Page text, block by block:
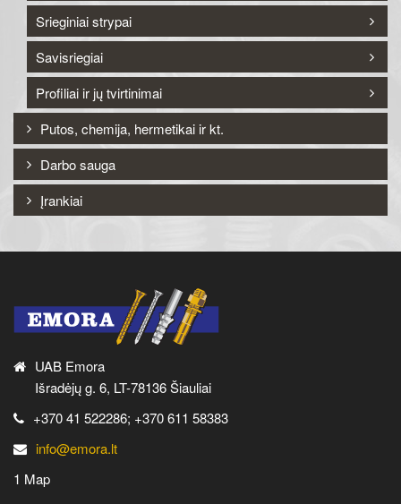
Srieginiai strypai
Savisriegiai
Profiliai ir jų tvirtinimai
Putos, chemija, hermetikai ir kt.
Darbo sauga
Įrankiai
UAB Emora
Išradėjų g. 6, LT-78136 Šiauliai
+370 41 522286; +370 611 58383
info@emora.lt
1 Map